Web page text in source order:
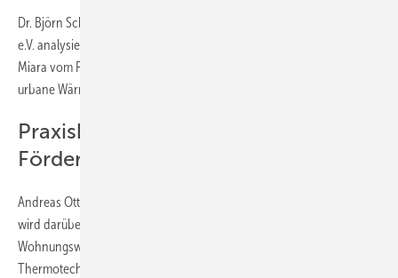
Dr. Björn Schreinermacher vom Bundesverband Wärmepumpe (BWP)
e.V. analysiert die Rahmenbedingungen der Wärmewende. Dr. Marek
Miara vom Fraunhofer-Institut für Solare Energiesysteme ISE stellt
urbane Wärmepumpen-Strategien vor.
Praxisbeispiele und
Förderperspektiven
Andreas Otto von der Gifhorner Wohnungsbaugenossenschaft eG
wird darüber sprechen, was auf dem Weg zur CO
Wohnungswirtschaft wirklich hilft. Christoph Hurst von Bosch
Thermotechnik GmbH gibt einen Überblick zum